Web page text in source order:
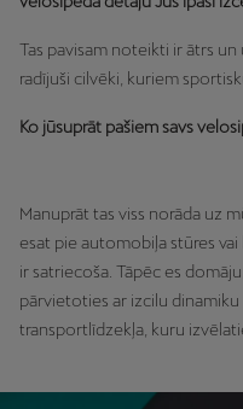
Tas pavisam noteikti ir ātrs
radījuši cilvēki, kuriem
Ko jūsuprāt pašiem savs
Manuprāt tas viss norāda uz
esat pie automobiļa stūres
ir satriecoša. Tāpēc es
pārvietoties ar izcilu
transportlīdzekļa, kuru